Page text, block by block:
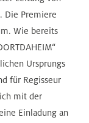
Die Premiere
Wie bereits
Ursprungs
für Regisseur
mit der
Einladung an